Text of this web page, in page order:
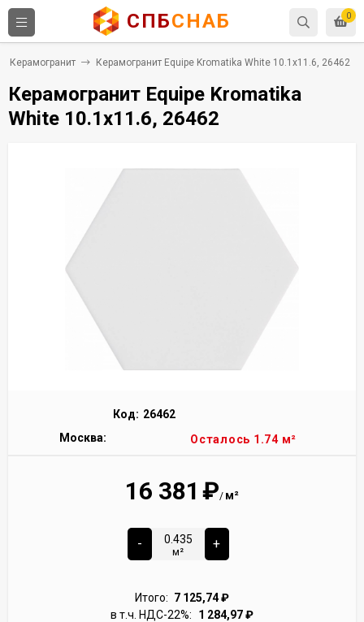
0
СПБСНАБ
Керамогранит Керамогранит Equipe Kromatika White 10.1x11.6, 26462
Керамогранит Equipe Kromatika
White 10.1x11.6, 26462
Код: 26462
Москва:
Осталось 1.74 м²
16 381 ₽/ м²
-
м²
+
Итого: 7 125,74₽
в т.ч. НДС-22%:
1 284,97₽